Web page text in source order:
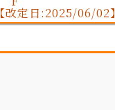
【改定日:2025/06/02】